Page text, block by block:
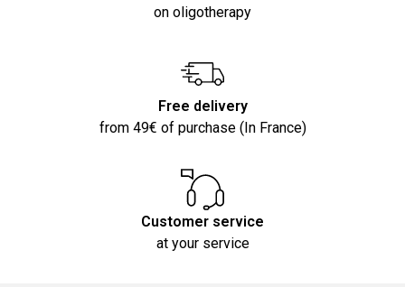
on oligotherapy
Free delivery
from 49€ of purchase (In France)
Customer service
at your service